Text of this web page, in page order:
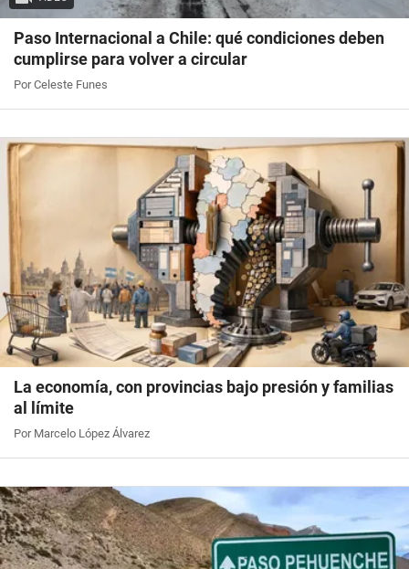
Paso Internacional a Chile: qué condiciones deben
cumplirse para volver a circular
Por Celeste Funes
La economía, con provincias bajo presión y familias
al límite
Por Marcelo López Álvarez